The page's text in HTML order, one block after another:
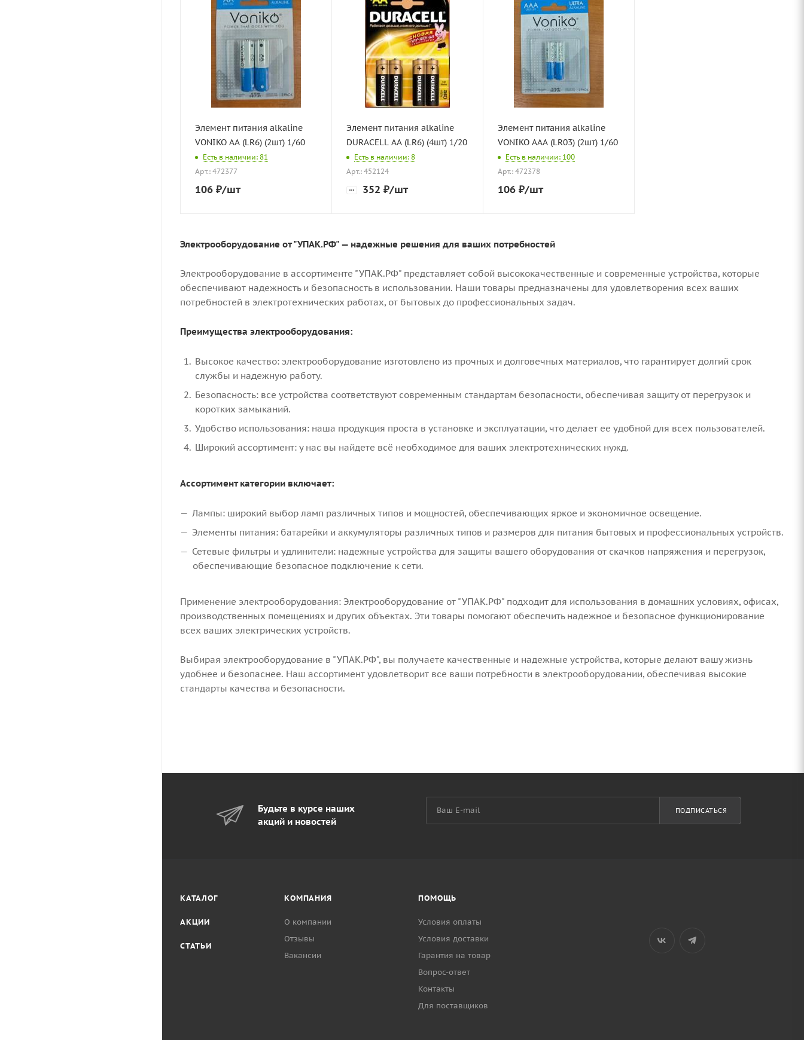
Элемент питания alkaline
VONIKO AА (LR6) (2шт) 1/60
Есть в наличии: 81
Арт.: 472377
106 ₽/шт
Элемент питания alkaline
DURAСELL АА (LR6) (4шт) 1/20
Есть в наличии: 8
Арт.: 452124
352 ₽/шт
Элемент питания alkaline
VONIKO АAА (LR03) (2шт) 1/60
Есть в наличии: 100
Арт.: 472378
106 ₽/шт
Электрооборудование от "УПАК.РФ" — надежные решения для ваших потребностей
Электрооборудование в ассортименте "УПАК.РФ" представляет собой высококачественные и современные устройства, которые
обеспечивают надежность и безопасность в использовании. Наши товары предназначены для удовлетворения всех ваших
потребностей в электротехнических работах, от бытовых до профессиональных задач.
Преимущества электрооборудования:
Высокое качество: электрооборудование изготовлено из прочных и долговечных материалов, что гарантирует долгий срок
службы и надежную работу.
Безопасность: все устройства соответствуют современным стандартам безопасности, обеспечивая защиту от перегрузок и
коротких замыканий.
Удобство использования: наша продукция проста в установке и эксплуатации, что делает ее удобной для всех пользователей.
Широкий ассортимент: у нас вы найдете всё необходимое для ваших электротехнических нужд.
Ассортимент категории включает:
Лампы: широкий выбор ламп различных типов и мощностей, обеспечивающих яркое и экономичное освещение.
Элементы питания: батарейки и аккумуляторы различных типов и размеров для питания бытовых и профессиональных устройств.
Сетевые фильтры и удлинители: надежные устройства для защиты вашего оборудования от скачков напряжения и перегрузок,
обеспечивающие безопасное подключение к сети.
Применение электрооборудования: Электрооборудование от "УПАК.РФ" подходит для использования в домашних условиях, офисах,
производственных помещениях и других объектах. Эти товары помогают обеспечить надежное и безопасное функционирование
всех ваших электрических устройств.
Выбирая электрооборудование в "УПАК.РФ", вы получаете качественные и надежные устройства, которые делают вашу жизнь
удобнее и безопаснее. Наш ассортимент удовлетворит все ваши потребности в электрооборудовании, обеспечивая высокие
стандарты качества и безопасности.
Будьте в курсе наших
акций и новостей
ПОДПИСАТЬСЯ
КАТАЛОГ
АКЦИИ
СТАТЬИ
КОМПАНИЯ
О компании
Отзывы
Вакансии
ПОМОЩЬ
Условия оплаты
Условия доставки
Гарантия на товар
Вопрос-ответ
Контакты
Для поставщиков